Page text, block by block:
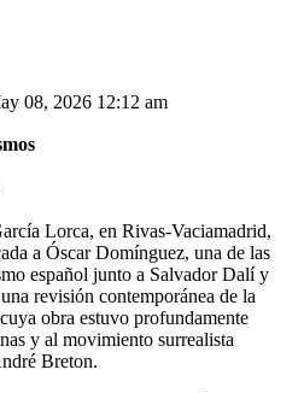
08, 2026 12:12 am
Lorca, en Rivas-Vaciamadrid,
a Óscar Domínguez, una de las
español junto a Salvador Dalí y
revisión contemporánea de la
obra estuvo profundamente
y al movimiento surrealista
Breton.